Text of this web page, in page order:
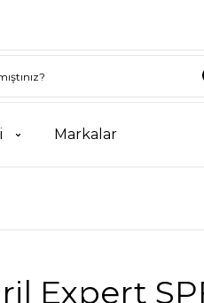
Markalar
Expert